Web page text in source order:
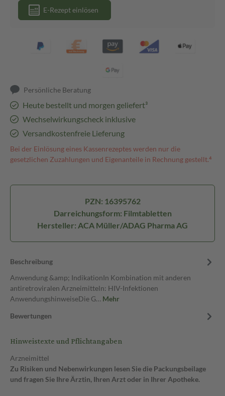
E-Rezept einlösen
Persönliche Beratung
Heute bestellt und morgen geliefert³
Wechselwirkungscheck inklusive
Versandkostenfreie Lieferung
Bei der Einlösung eines Kassenrezeptes werden nur die
gesetzlichen Zuzahlungen und Eigenanteile in Rechnung gestellt.⁴
PZN: 16395762
Darreichungsform: Filmtabletten
Hersteller: ACA Müller/ADAG Pharma AG
Beschreibung
Anwendung &amp; IndikationIn Kombination mit anderen
antiretroviralen Arzneimitteln: HIV-Infektionen
AnwendungshinweiseDie G… Mehr
Bewertungen
Hinweistexte und Pflichtangaben
Arzneimittel
Zu Risiken und Nebenwirkungen lesen Sie die Packungsbeilage
und fragen Sie Ihre Ärztin, Ihren Arzt oder in Ihrer Apotheke.